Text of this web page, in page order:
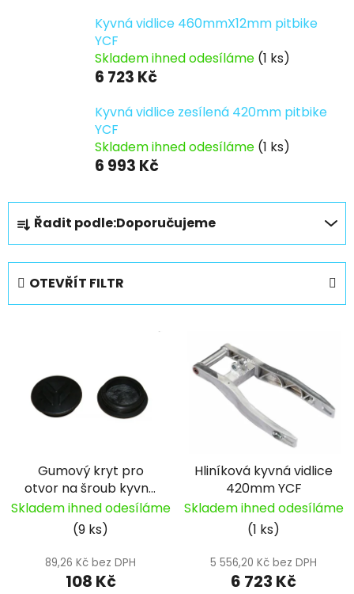
Kyvná vidlice 460mmX12mm pitbike
YCF
Skladem ihned odesíláme (1 ks)
6 723 Kč
Kyvná vidlice zesílená 420mm pitbike
YCF
Skladem ihned odesíláme (1 ks)
6 993 Kč
Ř
a
z
e
n
í
Řadit podle:Doporučujeme
OTEVŘÍT FILTR
d
u
Gumový kryt pro
otvor na šroub kyvné
vidlice 50A pitbike
YCF
Skladem ihned odesíláme
(9 ks)
89,26 Kč bez DPH
108 Kč
Hliníková kyvná vidlice
420mm YCF
Skladem ihned odesíláme
(1 ks)
5 556,20 Kč bez DPH
6 723 Kč